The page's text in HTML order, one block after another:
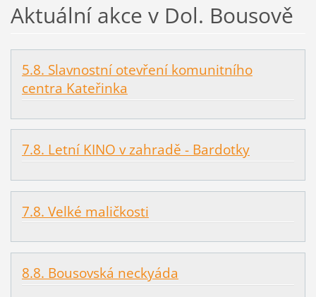
Aktuální akce v Dol. Bousově
5.8. Slavnostní otevření komunitního
centra Kateřinka
7.8. Letní KINO v zahradě - Bardotky
7.8. Velké maličkosti
8.8. Bousovská neckyáda